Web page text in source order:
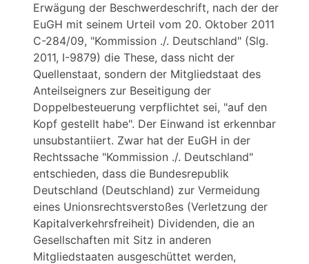
Erwägung der Beschwerdeschrift, nach der der
EuGH mit seinem Urteil vom 20. Oktober 2011
C-284/09, "Kommission ./. Deutschland" (Slg.
2011, I-9879) die These, dass nicht der
Quellenstaat, sondern der Mitgliedstaat des
Anteilseigners zur Beseitigung der
Doppelbesteuerung verpflichtet sei, "auf den
Kopf gestellt habe". Der Einwand ist erkennbar
unsubstantiiert. Zwar hat der EuGH in der
Rechtssache "Kommission ./. Deutschland"
entschieden, dass die Bundesrepublik
Deutschland (Deutschland) zur Vermeidung
eines Unionsrechtsverstoßes (Verletzung der
Kapitalverkehrsfreiheit) Dividenden, die an
Gesellschaften mit Sitz in anderen
Mitgliedstaaten ausgeschüttet werden,